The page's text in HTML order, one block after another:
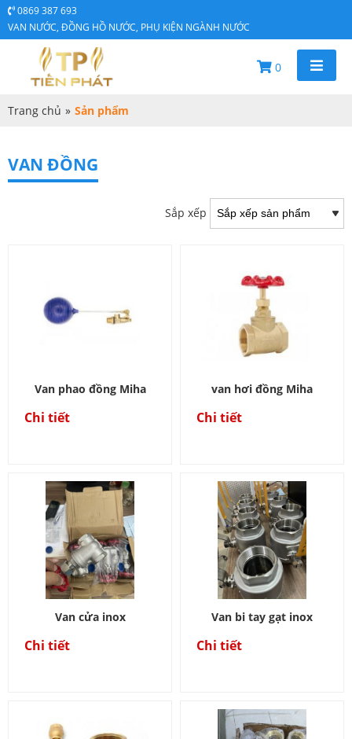
0869 387 693
VAN NƯỚC, ĐỒNG HỒ NƯỚC, PHỤ KIỆN NGÀNH NƯỚC
0
Trang chủ » Sản phẩm
VAN ĐỒNG
Sắp xếp
Van phao đồng Miha
Chi tiết
van hơi đồng Miha
Chi tiết
Van cửa inox
Chi tiết
Van bi tay gạt inox
Chi tiết